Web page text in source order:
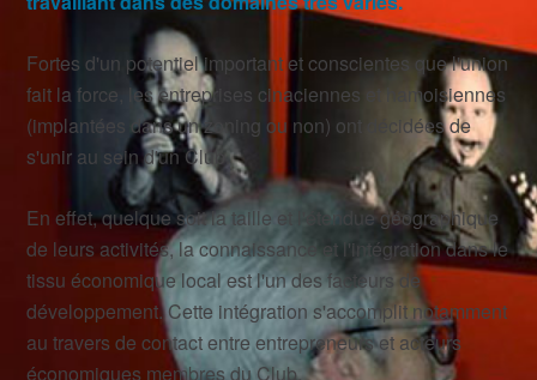
Fortes d'un potentiel important et conscientes que l'union
fait la force, les entreprises cinaciennes et hamoisiennes
(implantées dans un zoning ou non) ont décidées de
s'unir au sein d'un Club.
En effet, quelque soit la taille et l'étendue géographique
de leurs activités, la connaissance et l'intégration dans le
tissu économique local est l'un des facteurs de
développement. Cette intégration s'accomplit notamment
au travers de contact entre entrepreneurs et acteurs
économiques membres du Club.